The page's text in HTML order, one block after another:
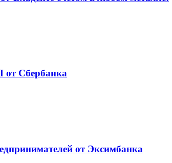
от Сбербанка
от Эксимбанка